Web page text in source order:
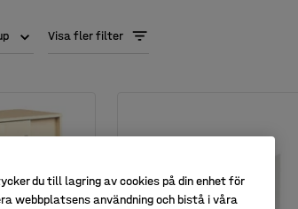
Visa fler filter
du till lagring av cookies på din enhet för
webbplatsens användning och bistå i våra